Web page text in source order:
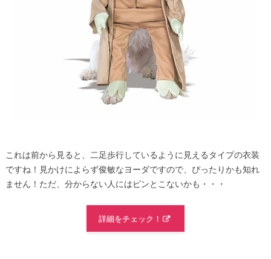
これは前から見ると、二足歩行しているように見えるタイプの衣装
ですね！見かけによらず俊敏なヨーダですので、ぴったりかも知れ
ません！ただ、分からない人にはピンとこないかも・・・
詳細をチェック！